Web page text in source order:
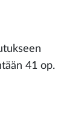
41 op.